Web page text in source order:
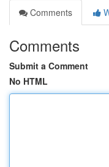
Comments
Comments
Submit a Comment
No HTML